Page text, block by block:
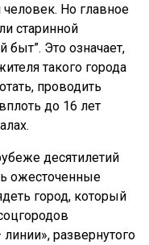
Но главное
старинной
Это означает,
такого города
проводить
до 16 лет
десятилетий
ожесточенные
город, который
развернутого